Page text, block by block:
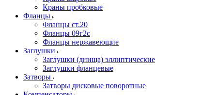
Краны пробковые
Фланцы
Фланцы ст.20
Фланцы 09г2с
Фланцы нержавеющие
Заглушки
Заглушки (днища) эллиптические
Заглушки фланцевые
Затворы
Затворы дисковые поворотные